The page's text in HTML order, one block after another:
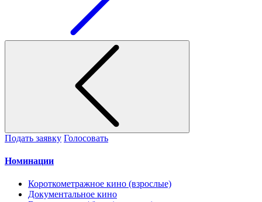
Подать заявку Голосовать
Номинации
Короткометражное кино (взрослые)
Документальное кино